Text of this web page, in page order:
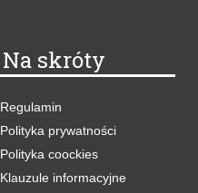
Na skróty
Regulamin
Polityka prywatności
Polityka coockies
Klauzule informacyjne